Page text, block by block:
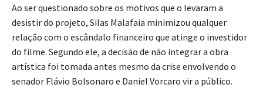
Ao ser questionado sobre os motivos que o levaram a
desistir do projeto, Silas Malafaia minimizou qualquer
relação com o escândalo financeiro que atinge o investidor
do filme. Segundo ele, a decisão de não integrar a obra
artística foi tomada antes mesmo da crise envolvendo o
senador Flávio Bolsonaro e Daniel Vorcaro vir a público.